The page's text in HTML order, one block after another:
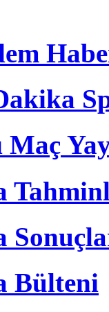
Maç
Bülteni